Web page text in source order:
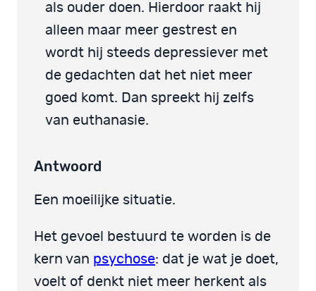
als ouder doen. Hierdoor raakt hij
alleen maar meer gestrest en
wordt hij steeds depressiever met
de gedachten dat het niet meer
goed komt. Dan spreekt hij zelfs
van euthanasie.
Antwoord
Een moeilijke situatie.
Het gevoel bestuurd te worden is de
kern van psychose: dat je wat je doet,
voelt of denkt niet meer herkent als